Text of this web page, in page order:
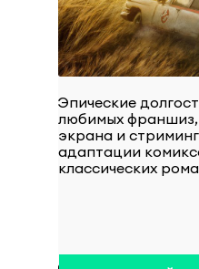
Эпические
любимых
экрана и
адаптации
классических